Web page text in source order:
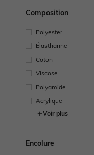
Composition
Polyester
Élasthanne
Coton
Viscose
Polyamide
Acrylique
Voir plus
Encolure